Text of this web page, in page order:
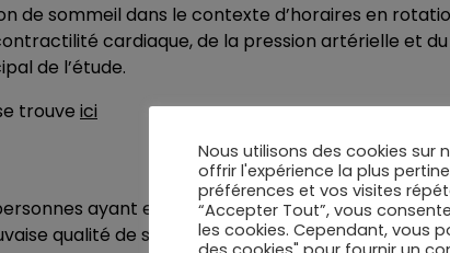
de sommeil dans le contexte d’horaires en
cardiaque, de la pression artérielle et
de l’étude.
trouve ici
ayant eu un accident cardiaque avaient
qualité de sommeil. Tout porte à croire
Nous utilisons des cookies sur
offrir l'expérience la plus
préférences et vos visites
“Accepter Tout”, vous
les cookies. Cependant, vous